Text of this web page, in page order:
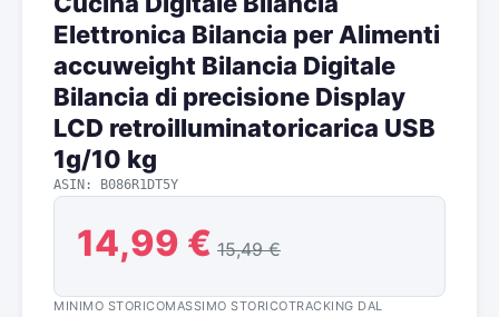
Elettronica Bilancia per Alimenti
accuweight Bilancia Digitale
Bilancia di precisione Display
LCD retroilluminatoricarica USB
1g/10 kg
ASIN: B086R1DT5Y
14,99 € 15,49 €
MINIMO STORICOMASSIMO STORICOTRACKING DAL